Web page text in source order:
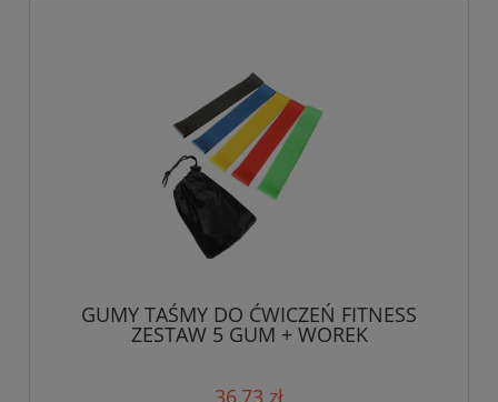
GUMY TAŚMY DO ĆWICZEŃ FITNESS
ZESTAW 5 GUM + WOREK
36,73 zł